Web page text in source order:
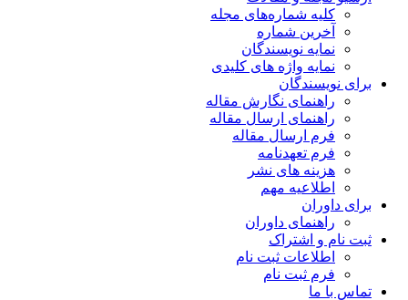
کلیه شماره‌های مجله
آخرین شماره
نمایه نویسندگان
نمایه واژه های کلیدی
برای نویسندگان
راهنمای نگارش مقاله
راهنمای ارسال مقاله
فرم ارسال مقاله
فرم تعهدنامه
هزینه های نشر
اطلاعیه مهم
برای داوران
راهنمای داوران
ثبت نام و اشتراک
اطلاعات ثبت نام
فرم ثبت نام
تماس با ما